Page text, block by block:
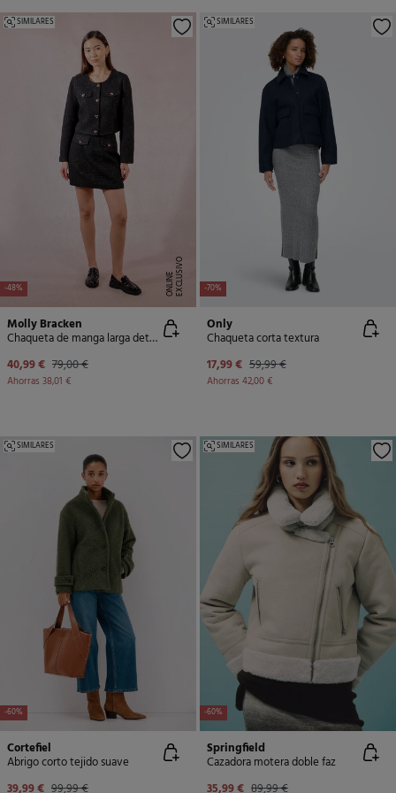
-48% E
X
C
L
U
SI
V
O
O
N
LI
N
E
SIMILARES
Molly Bracken
Chaqueta de manga larga detalle corazones
40,99 € 79,00 €
Ahorras 38,01 €
-70%
SIMILARES
Only
Chaqueta corta textura
17,99 € 59,99 €
Ahorras 42,00 €
-60%
SIMILARES
Cortefiel
Abrigo corto tejido suave
-60%
SIMILARES
Springfield
Cazadora motera doble faz